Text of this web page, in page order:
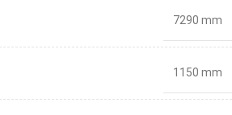
7290 mm
1150 mm